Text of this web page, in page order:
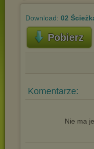
Download: 02
Pobierz
Komentarze:
Nie ma